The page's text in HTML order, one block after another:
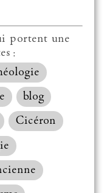
portent une
:
blog
Cicéron